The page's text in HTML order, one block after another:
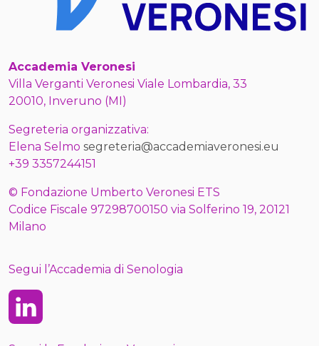
Accademia Veronesi
Villa Verganti Veronesi Viale Lombardia, 33
20010, Inveruno (MI)
Segreteria organizzativa:
Elena Selmo segreteria@accademiaveronesi.eu
+39 3357244151
© Fondazione Umberto Veronesi ETS
Codice Fiscale 97298700150 via Solferino 19, 20121
Milano
Segui l’Accademia di Senologia
Linkedin